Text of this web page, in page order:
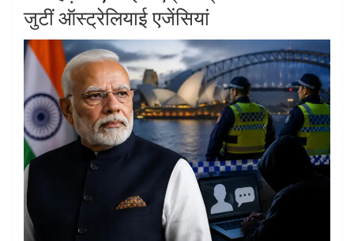
जुटीं ऑस्ट्रेलियाई एजेंसियां